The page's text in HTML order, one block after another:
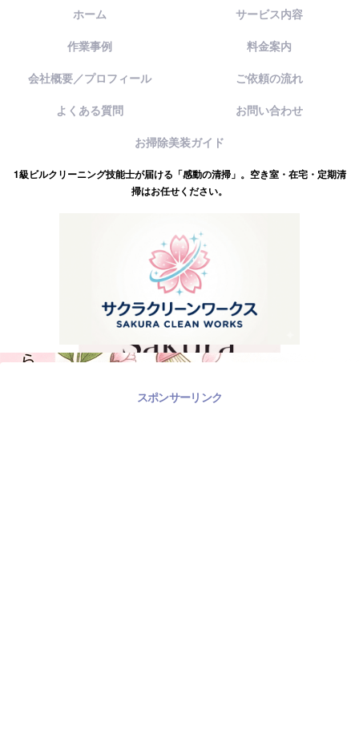
1級ビルクリーニング技能士が届ける「感動の清掃」。空き室・在宅・定期清
掃はお任せください。
ホーム サービス内容
作業事例 料金案内
会社概要／プロフィール ご依頼の流れ
よくある質問 お問い合わせ
お掃除美装ガイド
スポンサーリンク